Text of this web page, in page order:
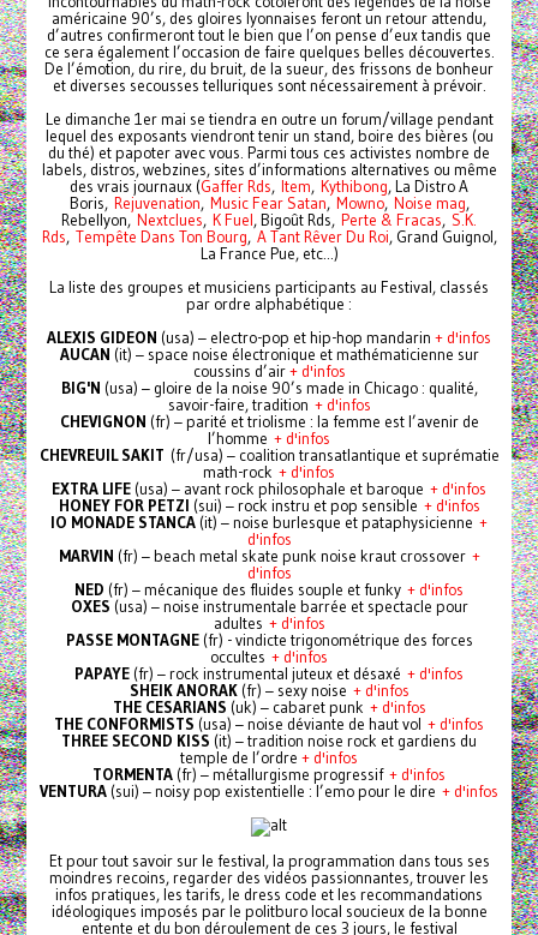
américaine 90’s, des gloires lyonnaises feront un retour attendu,
d’autres confirmeront tout le bien que l’on pense d’eux tandis que
ce sera également l’occasion de faire quelques belles découvertes.
De l’émotion, du rire, du bruit, de la sueur, des frissons de bonheur
et diverses secousses telluriques sont nécessairement à prévoir.
Le dimanche 1er mai se tiendra en outre un forum/village pendant
lequel des exposants viendront tenir un stand, boire des bières (ou
du thé) et papoter avec vous. Parmi tous ces activistes nombre de
labels, distros, webzines, sites d’informations alternatives ou même
des vrais journaux (Gaffer Rds, Item, Kythibong, La Distro A
Boris, Rejuvenation, Music Fear Satan, Mowno, Noise mag,
Rebellyon, Nextclues, K Fuel, Bigoût Rds, Perte & Fracas, S.K.
Rds, Tempête Dans Ton Bourg, A Tant Rêver Du Roi, Grand Guignol,
La France Pue, etc...)
La liste des groupes et musiciens participants au Festival, classés
par ordre alphabétique :
ALEXIS GIDEON (usa) – electro-pop et hip-hop mandarin + d'infos
AUCAN (it) – space noise électronique et mathématicienne sur
coussins d’air+ d'infos
BIG'N (usa) – gloire de la noise 90’s made in Chicago : qualité,
savoir-faire, tradition + d'infos
CHEVIGNON (fr) – parité et triolisme : la femme est l’avenir de
l’homme + d'infos
CHEVREUIL SAKIT (fr/usa) – coalition transatlantique et suprématie
math-rock + d'infos
EXTRA LIFE (usa) – avant rock philosophale et baroque + d'infos
HONEY FOR PETZI (sui) – rock instru et pop sensible + d'infos
IO MONADE STANCA (it) – noise burlesque et pataphysicienne +
d'infos
MARVIN (fr) – beach metal skate punk noise kraut crossover +
d'infos
NED (fr) – mécanique des fluides souple et funky + d'infos
OXES (usa) – noise instrumentale barrée et spectacle pour
adultes + d'infos
PASSE MONTAGNE(fr) - vindicte trigonométrique des forces
occultes + d'infos
PAPAYE (fr) – rock instrumental juteux et désaxé + d'infos
SHEIK ANORAK(fr) – sexy noise + d'infos
THE CESARIANS (uk) – cabaret punk + d'infos
THE CONFORMISTS (usa) – noise déviante de haut vol + d'infos
THREE SECOND KISS (it) – tradition noise rock et gardiens du
temple de l’ordre + d'infos
TORMENTA (fr) – métallurgisme progressif + d'infos
VENTURA (sui) – noisy pop existentielle : l’emo pour le dire + d'infos
Et pour tout savoir sur le festival, la programmation dans tous ses
moindres recoins, regarder des vidéos passionnantes, trouver les
infos pratiques, les tarifs, le dress code et les recommandations
idéologiques imposés par le politburo local soucieux de la bonne
entente et du bon déroulement de ces 3 jours, le festival